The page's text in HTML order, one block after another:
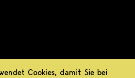
Cookies, damit Sie bei